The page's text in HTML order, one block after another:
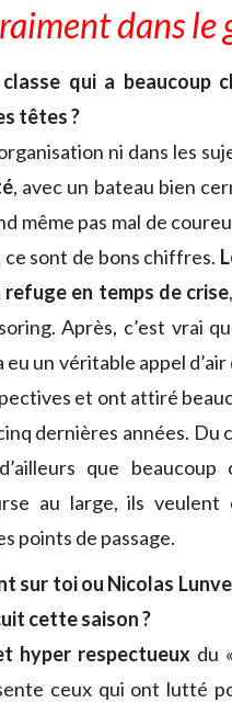
dans le
qui a beaucoup
têtes ?
ni dans les
, avec un bateau bien
même pas mal de
ce sont de bons chiffres.
en temps de crise
Après, c’est vrai
eu un véritable appel
et ont attiré
dernières années. Du
que beaucoup
au large, ils
points de passage.
sur toi ou Nicolas
cette saison ?
hyper respectueux du
ceux qui ont lutté